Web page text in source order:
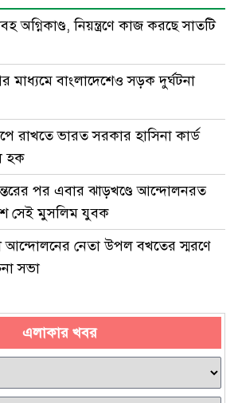
অগ্নিকাণ্ড, নিয়ন্ত্রণে কাজ করছে সাতটি
মাধ্যমে বাংলাদেশেও সড়ক দুর্ঘটনা
রাখতে ভারত সরকার হাসিনা কার্ড
হক
পর এবার ঝাড়খণ্ডে আন্দোলনরত
সেই মুসলিম যুবক
আন্দোলনের নেতা উপল বখতের স্মরণে
সভা
এলাকার খবর